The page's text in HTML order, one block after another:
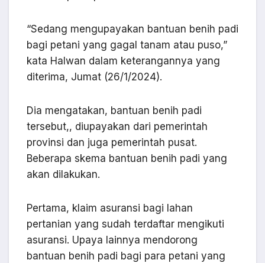
“Sedang mengupayakan bantuan benih padi
bagi petani yang gagal tanam atau puso,”
kata Halwan dalam keterangannya yang
diterima, Jumat (26/1/2024).
Dia mengatakan, bantuan benih padi
tersebut,, diupayakan dari pemerintah
provinsi dan juga pemerintah pusat.
Beberapa skema bantuan benih padi yang
akan dilakukan.
Pertama, klaim asuransi bagi lahan
pertanian yang sudah terdaftar mengikuti
asuransi. Upaya lainnya mendorong
bantuan benih padi bagi para petani yang